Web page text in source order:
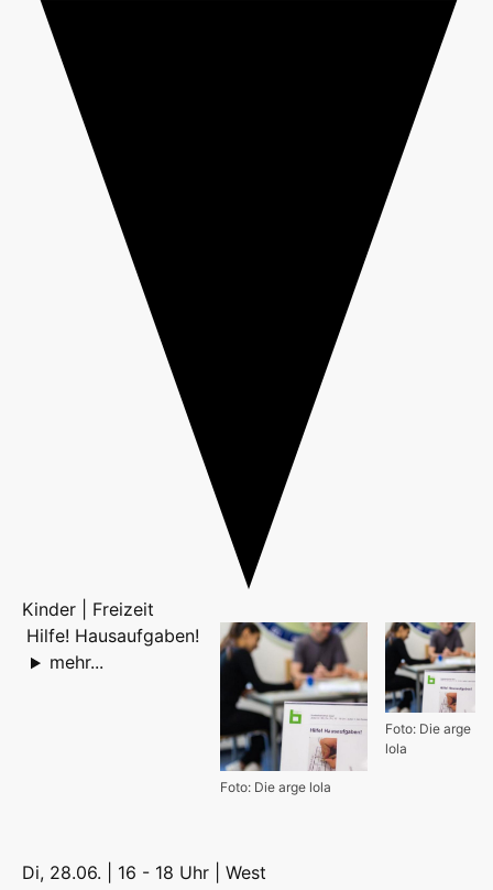
Kinder | Freizeit
Foto: Die arge
lola
Foto: Die arge lola
Hilfe! Hausaufgaben!
mehr...
Di, 28.06. | 16 - 18 Uhr | West